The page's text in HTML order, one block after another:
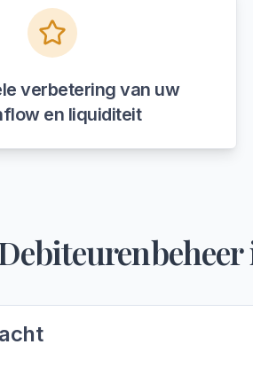
verbetering van uw
en liquiditeit